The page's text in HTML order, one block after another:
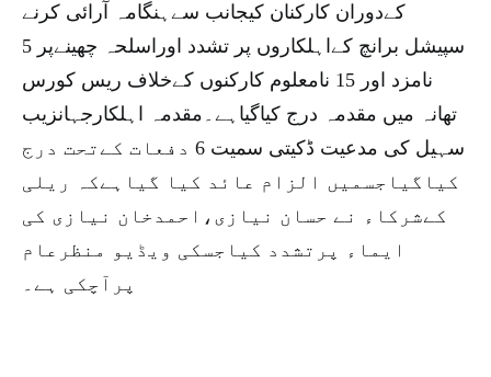
کےدوران کارکنان کیجانب سےہنگامہ آرائی کرنے
سپیشل برانچ کےاہلکاروں پر تشدد اوراسلحہ چھینےپر 5
نامزد اور 15 نامعلوم کارکنوں کےخلاف ریس کورس
تھانہ میں مقدمہ درج کیاگیاہے۔مقدمہ اہلکارجہانزیب
سہیل کی مدعیت ڈکیتی سمیت 6 دفعات کےتحت درج
کیاگیاجسمیں الزام عائد کیا گیاہےکہ ریلی
کےشرکاء نے حسان نیازی،احمدخان نیازی کی
ایماء پرتشدد کیاجسکی ویڈیو منظرعام
پرآچکی ہے۔